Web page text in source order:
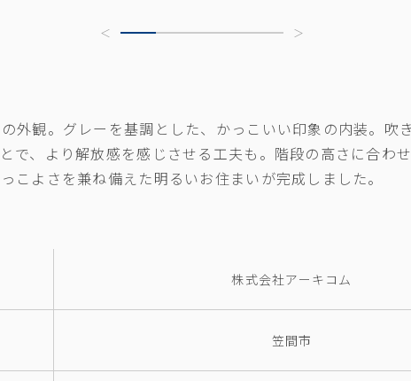
外観。グレーを基調とした、かっこいい印象の内装。吹
で、より解放感を感じさせる工夫も。階段の高さに合わ
こよさを兼ね備えた明るいお住まいが完成しました。
株式会社アーキコム
笠間市